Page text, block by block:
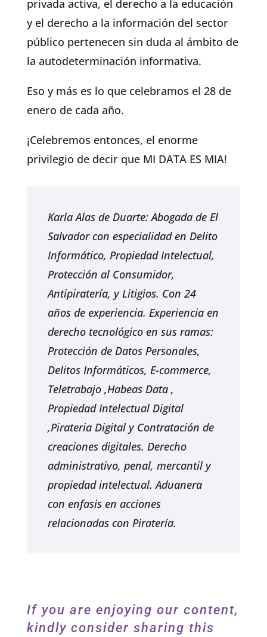
privada activa, el derecho a la educación
y el derecho a la información del sector
público pertenecen sin duda al ámbito de
la autodeterminación informativa.
Eso y más es lo que celebramos el 28 de
enero de cada año.
¡Celebremos entonces, el enorme
privilegio de decir que MI DATA ES MIA!
Karla Alas de Duarte: Abogada de El
Salvador con especialidad en Delito
Informático, Propiedad Intelectual,
Protección al Consumidor,
Antipiratería, y Litigios. Con 24
años de experiencia. Experiencia en
derecho tecnológico en sus ramas:
Protección de Datos Personales,
Delitos Informáticos, E-commerce,
Teletrabajo ,Habeas Data ,
Propiedad Intelectual Digital
,Pirateria Digital y Contratación de
creaciones digitales. Derecho
administrativo, penal, mercantil y
propiedad intelectual. Aduanera
con enfasis en acciones
relacionadas con Piratería.
If you are enjoying our content,
kindly consider sharing this